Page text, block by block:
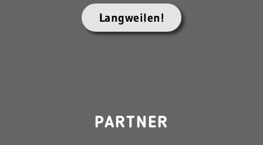
Langweilen!
PARTNER